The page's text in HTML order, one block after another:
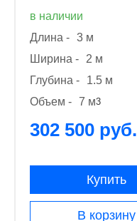
в наличии
Длина - 3 м
Ширина -
2 м
Глубина -
1.5 м
Объем - 7 м3
302 500 руб.
Купить
В корзину